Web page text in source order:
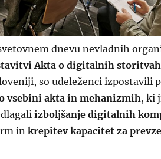
dnevu nevladnih
Akta o digitalnih
so udeleženci izpostavili
vsebini akta in mehanizmih, ki
izboljšanje digitalnih
in krepitev kapacitet za